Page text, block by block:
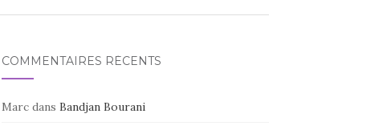
COMMENTAIRES RÉCENTS
Marcdans Bandjan Bourani